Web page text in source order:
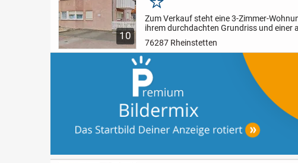
10
Merken
Zum Verkauf steht eine 3-Zimmer-
ihrem durchdachten Grundriss und einer
überzeugt. Auf rund 80 m² Wohnfläche
76287 Rheinstetten